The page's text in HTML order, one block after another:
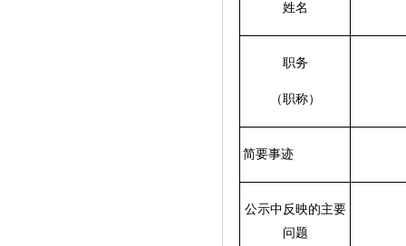
姓名
职务
（职称）
简要事迹
公示中反映的主要
问题